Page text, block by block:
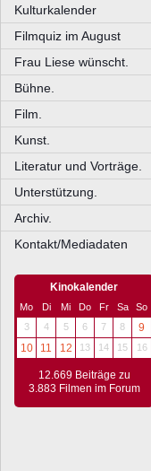
Kulturkalender
Filmquiz im August
Frau Liese wünscht.
Bühne.
Film.
Kunst.
Literatur und Vorträge.
Unterstützung.
Archiv.
Kontakt/Mediadaten
Kinokalender
Mo Di Mi Do Fr Sa
So
3
4 5 6 7 8
9
10
11 12 13 14 15 16
12.669 Beiträge zu
3.883 Filmen im Forum